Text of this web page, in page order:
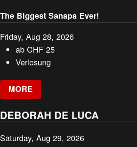
The Biggest Sanapa Ever!
Friday, Aug 28, 2026
abCHF 25
Verlosung
MORE
DEBORAH DE LUCA
Saturday, Aug 29, 2026